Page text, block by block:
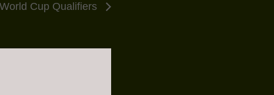
Cup Qualifiers